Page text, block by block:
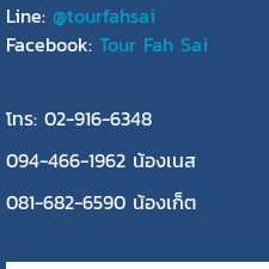
Line: @tourfahsai
Facebook: Tour Fah Sai
โทร: 02-916-6348
094-466-1962 น้องเนส
081-682-6590 น้องเก็ต